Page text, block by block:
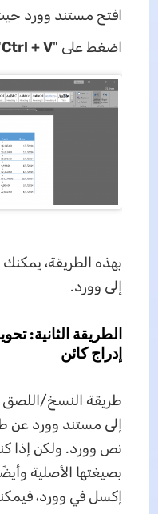
افتح مستند وورد
اضغط على "Ctrl + V
بهذه الطريقة،
إلى وورد.
الطريقة الثانية:
إدراج كائن
طريقة النسخ/اللصق
إلى مستند وورد عن
نص وورد. ولكن إذا
بصيغتها الأصلية
إكسل في وورد،